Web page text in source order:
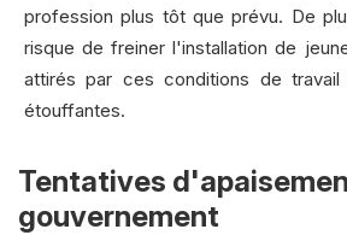
profession plus tôt que prévu. De
risque de freiner l'installation de
attirés par ces conditions de
étouffantes.
Tentatives
gouvernement